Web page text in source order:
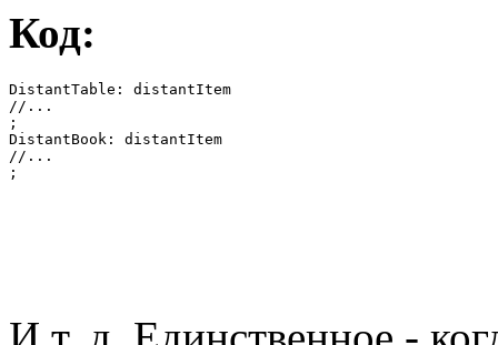
Код:
DistantTable: distantItem
//...
;
DistantBook: distantItem
//...
;